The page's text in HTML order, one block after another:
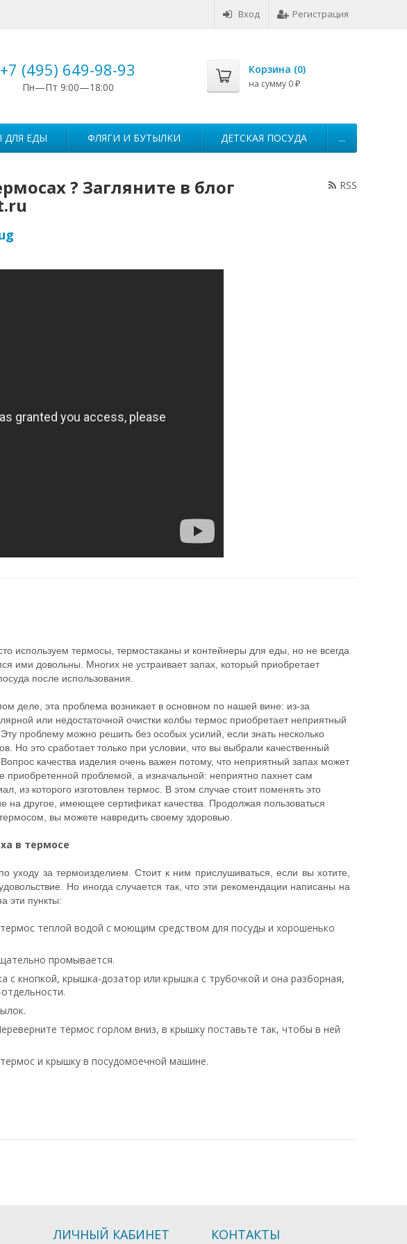
Вход Регистрация
+7 (495) 649-98-93
Пн—Пт 9:00—18:00
Корзина (0)
на сумму 0 ₽
ДЛЯ ЕДЫ ФЛЯГИ И БУТЫЛКИ ДЕТСКАЯ ПОСУДА ...
RSS
? Загляните в блог
используем термосы, термостаканы и контейнеры для еды, но не всегда
ими довольны. Многих не устраивает запах, который приобретает
после использования.
деле, эта проблема возникает в основном по нашей вине: из-за
или недостаточной очистки колбы термос приобретает неприятный
проблему можно решить без особых усилий, если знать несколько
Но это сработает только при условии, что вы выбрали качественный
качества изделия очень важен потому, что неприятный запах может
приобретенной проблемой, а изначальной: неприятно пахнет сам
из которого изготовлен термоc. В этом случае стоит поменять это
на другое, имеющее сертификат качества. Продолжая пользоваться
вы можете навредить своему здоровью.
в термосе
уходу за термоизделием. Стоит к ним прислушиваться, если вы хотите,
Но иногда случается так, что эти рекомендации написаны на
эти пункты:
теплой водой с моющим средством для посуды и хорошенько
промывается.
с кнопкой, крышка-дозатор или крышка с трубочкой и она разборная,
термос горлом вниз, в крышку поставьте так, чтобы в ней
и крышку в посудомоечной машине.
ЛИЧНЫЙ КАБИНЕТ КОНТАКТЫ